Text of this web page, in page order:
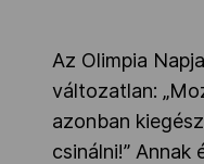
Adatbank
Az Olimpia
változatlan:
azonban
csinálni!” Annak